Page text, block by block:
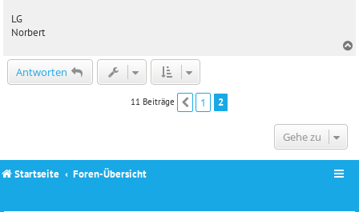
LG
Norbert
Antworten
11 Beiträge Vorherige
1 2
Gehe zu
Startseite Foren-Übersicht